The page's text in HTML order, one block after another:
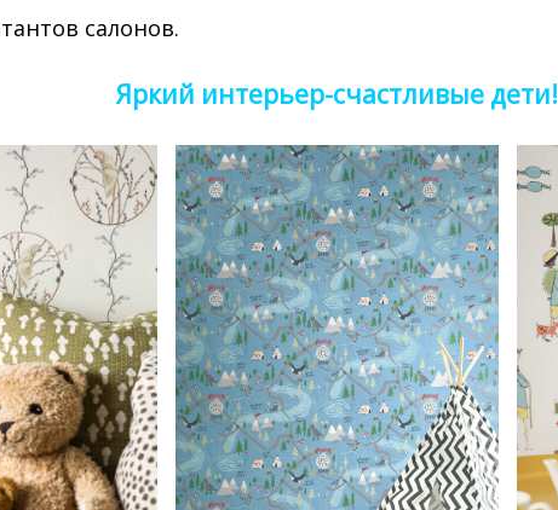
салонов.
Яркий интерьер-счастливые дети!